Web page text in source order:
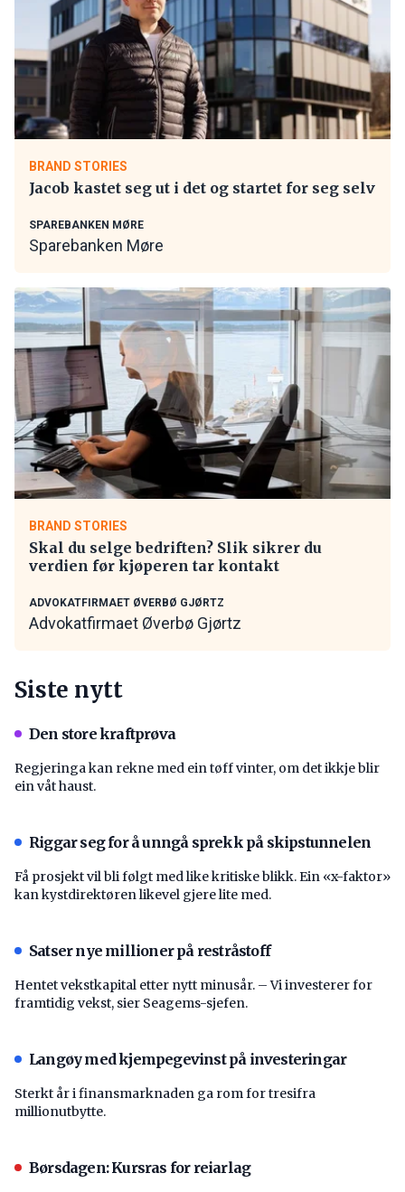
BRAND STORIES
Jacob kastet seg ut i det og startet for seg selv
SPAREBANKEN MØRE
Sparebanken Møre
BRAND STORIES
Skal du selge bedriften? Slik sikrer du
verdien før kjøperen tar kontakt
ADVOKATFIRMAET ØVERBØ GJØRTZ
Advokatfirmaet Øverbø Gjørtz
Siste nytt
Den store kraftprøva
Regjeringa kan rekne med ein tøff vinter, om det ikkje blir
ein våt haust.
Riggar seg for å unngå sprekk på skipstunnelen
Få prosjekt vil bli følgt med like kritiske blikk. Ein «x-faktor»
kan kystdirektøren likevel gjere lite med.
Satser nye millioner på restråstoff
Hentet vekstkapital etter nytt minusår. – Vi investerer for
framtidig vekst, sier Seagems-sjefen.
Langøy med kjempegevinst på investeringar
Sterkt år i finansmarknaden ga rom for tresifra
millionutbytte.
Børsdagen: Kursras for reiarlag